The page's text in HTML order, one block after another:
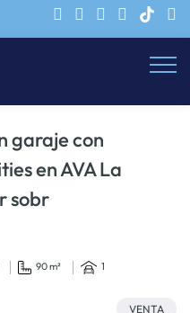
garaje con
en AVA La
sobr
90 m² 1
VENTA